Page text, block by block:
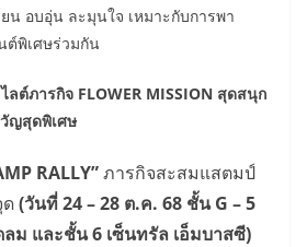
น อบอุ่น ละมุนใจ เหมาะกับการพา
ต์พิเศษร่วมกัน
ลต์ภารกิจ FLOWER MISSION สุดสนุก
ญสุดพิเศษ
RALLY”ภารกิจสะสมแสตมป์
(วันที่ 24 – 28 ต.ค. 68 ชั้น G – 5
ม และชั้น 6 เซ็นทรัล เอ็มบาสซี)